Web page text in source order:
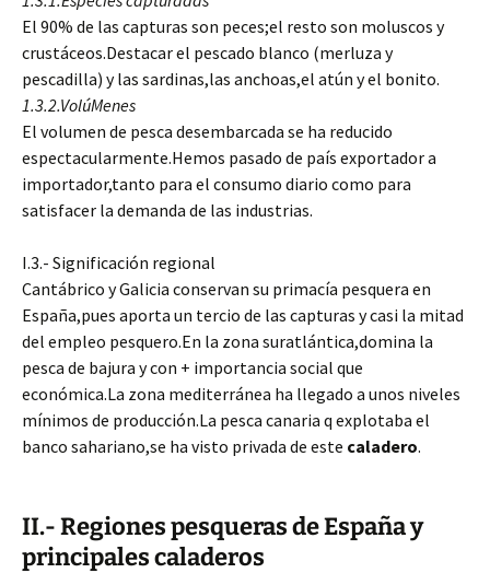
El 90% de las capturas son peces;el resto son moluscos y
crustáceos.Destacar el pescado blanco (merluza y
pescadilla) y las sardinas,las anchoas,el atún y el bonito.
1.3.2.VolúMenes
El volumen de pesca desembarcada se ha reducido
espectacularmente.Hemos pasado de país exportador a
importador,tanto para el consumo diario como para
satisfacer la demanda de las industrias.
I.3.- Significación regional
Cantábrico y Galicia conservan su primacía pesquera en
España,pues aporta un tercio de las capturas y casi la mitad
del empleo pesquero.En la zona suratlántica,domina la
pesca de bajura y con + importancia social que
económica.La zona mediterránea ha llegado a unos niveles
mínimos de producción.La pesca canaria q explotaba el
banco sahariano,se ha visto privada de este caladero.
II.- Regiones pesqueras de España y
principales caladeros